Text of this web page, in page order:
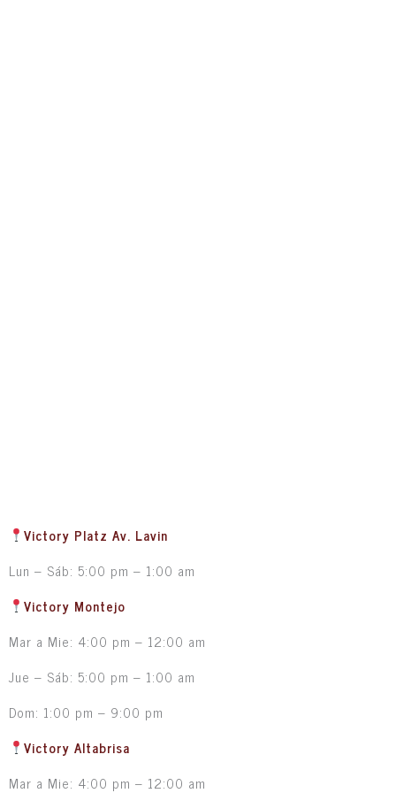
Victory Platz Av. Lavin
Lun – Sáb: 5:00 pm – 1:00 am
Victory Montejo
Mar a Mie: 4:00 pm – 12:00 am
Jue – Sáb: 5:00 pm – 1:00 am
Dom: 1:00 pm – 9:00 pm
Victory Altabrisa
Mar a Mie: 4:00 pm – 12:00 am